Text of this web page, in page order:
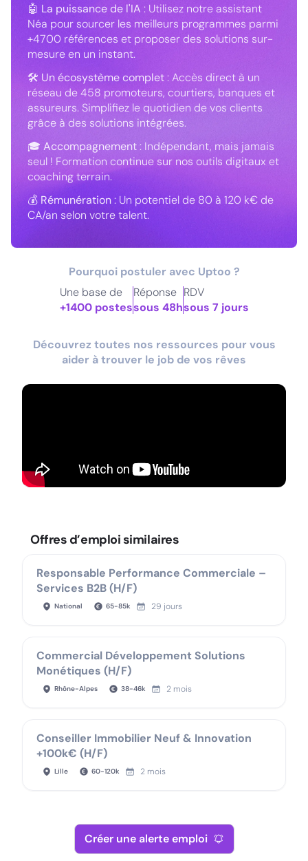
🤖 La puissance de l'IA : Utilisez notre assistant
Néa pour sourcer les meilleurs programmes parmi
+4700 références et proposer des solutions sur-
mesure en un instant.
🛠 Un écosystème complet: Accès direct à un
réseau de 458 promoteurs, courtiers, banques et
assureurs. Simplifiez le quotidien de vos clients
grâce à des solutions intégrées.
🎓 Accompagnement: Indépendant, mais jamais
seul ! Formation continue sur nos outils digitaux et
coaching terrain.
💰 Rémunération: Un potentiel de 80 à 120 k€ de
CA/an selon votre talent.
Pourquoi postuler avec Uptoo ?
Une base de
+1400 postes
Réponse
sous 48h
RDV
sous 7 jours
Découvrez toutes nos ressources pour vous
aider à trouver le job de vos rêves
Offres d’emploi similaires
Responsable Performance Commerciale –
Services B2B (H/F)
National 65-85k 29 jours
Commercial Développement Solutions
Monétiques (H/F)
Rhône-Alpes 38-46k 2 mois
Conseiller Immobilier Neuf & Innovation
+100k€ (H/F)
Lille 60-120k 2 mois
Créer une alerte emploi